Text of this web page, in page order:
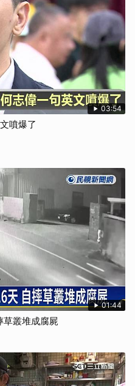
03:54
噴爆了
01:44
草叢堆成腐屍